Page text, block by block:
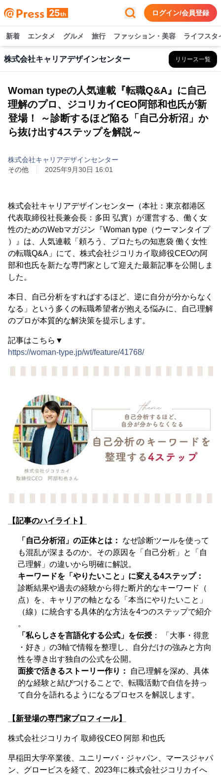
ログイン/会員登録
新着 エンタメ グルメ 旅行 ファッション・美容 ライフスタ
株式会社キャリアデザインセンター リリース一覧
Woman typeの人気連載『転職Q&A』に自己
理解のプロ、ジコリカイCEO阿部和也氏が新
登場！ ～診断するほど陥る「自己分析沼」か
ら抜け出す4ステップを解説～
株式会社キャリアデザインセンター
その他
2025年9月30日 16:01
株式会社キャリアデザインセンター（本社：東京都港区
代表取締役社長兼会長：多田 弘實）が運営する、働く女
性のためのWebマガジン『Woman type（ウーマンタイプ
）』は、人気連載「頼ろう、プロたちの知恵袋 働く女性
の転職Q&A」にて、株式会社ジコリカイ取締役CEOの阿
部和也氏を新たな専門家として迎えた最新記事を公開しま
した。
本日、自己分析をすればするほど、逆に自分が分からなく
なる」という多くの転職希望者が抱える悩みに、自己理解
のプロが本質的な解決策を提示します。
記事はこちら▼
https://woman-type.jp/wt/feature/41768/
【記事のハイライト】
「自己分析沼」の正体とは：
なぜ診断ツールを使って
も混乱が深まるのか。その原因を「自己分析」と「自
己理解」の違いから明確に解説。
キーワードを「やりたいこと」に変える4ステップ：
診断結果や過去の経験から得た断片的なキーワード（
点）を、キャリアの軸となる「本当にやりたいこと」
（線）に統合する具体的な方法を4つのステップで紹介
。
「私らしさを言語化する公式」を伝授 ： 「大事・得意
・好き」の3軸で情報を整理し、自分だけの強みと方向
性を導き出す独自の公式を公開。
面接で活きるストーリー作り：
自己理解を深め、具体
的な経験と結びつけることで、転職活動で自信を持っ
て自分を語れるようになるプロセスを解説します。
【新登場の専門家プロフィール】
株式会社ジコリカイ 取締役CEO 阿部 和也氏
早稲田大学卒業後、ユニリーバ・ジャパン、マースジャパ
ン、グロービスを経て、2023年に株式会社ジコリカイへ